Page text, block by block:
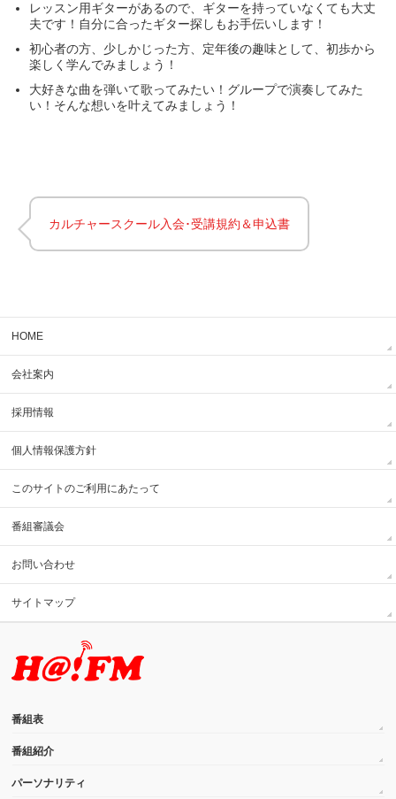
レッスン用ギターがあるので、ギターを持っていなくても大丈
夫です！自分に合ったギター探しもお手伝いします！
初心者の方、少しかじった方、定年後の趣味として、初歩から
楽しく学んでみましょう！
大好きな曲を弾いて歌ってみたい！グループで演奏してみた
い！そんな想いを叶えてみましょう！
カルチャースクール入会･受講規約＆申込書
HOME
会社案内
採用情報
個人情報保護方針
このサイトのご利用にあたって
番組審議会
お問い合わせ
サイトマップ
番組表
番組紹介
パーソナリティ